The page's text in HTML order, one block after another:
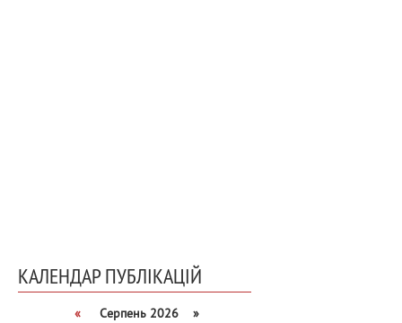
КАЛЕНДАР ПУБЛІКАЦІЙ
«
Серпень 2026 »